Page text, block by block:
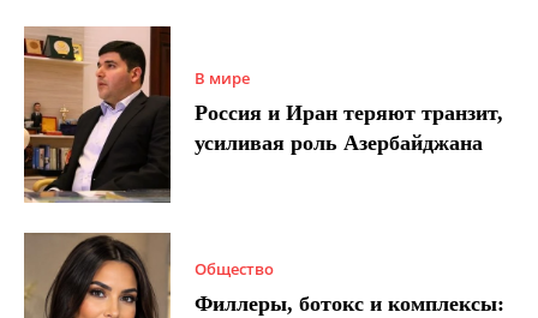
В мире
Россия и Иран теряют транзит,
усиливая роль Азербайджана
Общество
Филлеры, ботокс и комплексы: